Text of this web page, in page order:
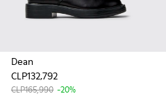
Dean
CLP132,792
CLP165,990 -20%